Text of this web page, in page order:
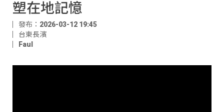
塑在地記憶
發布：2026-03-12 19:45
台東長濱
Faul